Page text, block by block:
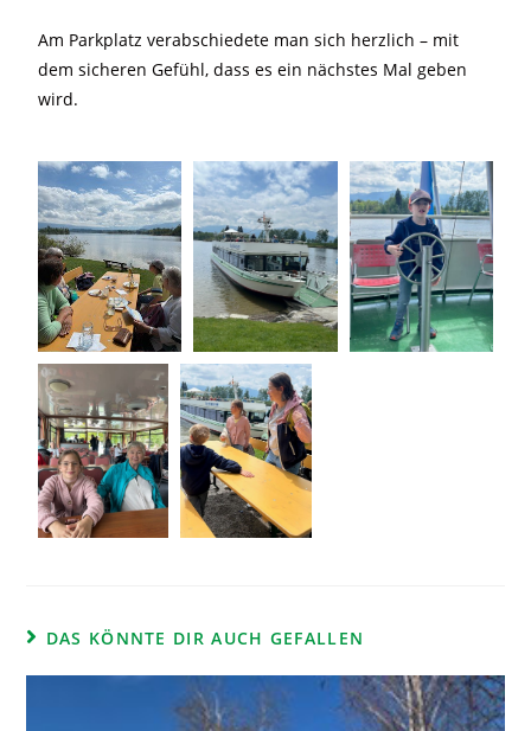
Am Parkplatz verabschiedete man sich herzlich – mit
dem sicheren Gefühl, dass es ein nächstes Mal geben
wird.
DAS KÖNNTE DIR AUCH GEFALLEN